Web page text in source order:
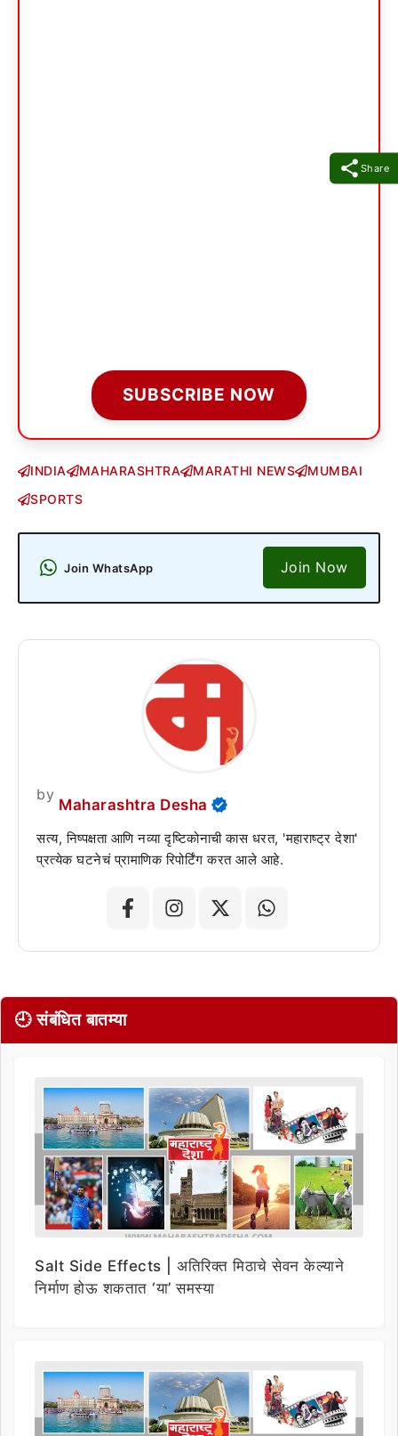
Share
SUBSCRIBE NOW
INDIA MAHARASHTRA MARATHI NEWS
MUMBAI
SPORTS
Join WhatsApp Join Now
by
Maharashtra Desha
सत्य, निष्पक्षता आणि नव्या दृष्टिकोनाची कास धरत, 'महाराष्ट्र देशा'
प्रत्येक घटनेचं प्रामाणिक रिपोर्टिंग करत आले आहे.
🕘 संबंधित बातम्या
Salt Side Effects | अतिरिक्त मिठाचे सेवन केल्याने
निर्माण होऊ शकतात ‘या’ समस्या